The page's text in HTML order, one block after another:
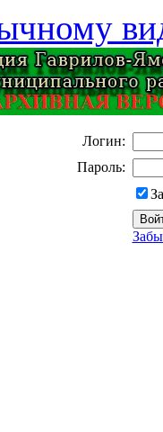
Логин:
Пароль: